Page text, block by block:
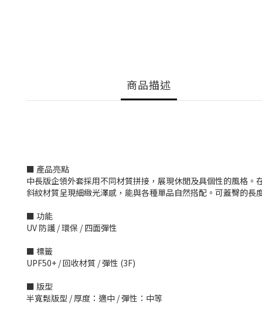
商品描述
■ 產品亮點
中長版企領外套採用不同材質拼接，展現休閒及具個性的風格
斜紋材質呈現細緻光澤感，能與各種單品自然搭配。可蓋臀的長
■ 功能
UV 防護 / 環保 / 四面彈性
■ 標籤
UPF50+ / 回收材質 / 彈性 (3F)
■ 版型
半寬鬆版型 / 厚度：適中 / 彈性：中等